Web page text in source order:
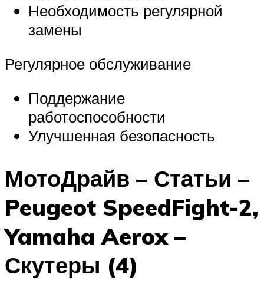
Необходимость регулярной
замены
Регулярное обслуживание
Поддержание
работоспособности
Улучшенная безопасность
МотоДрайв – Статьи –
Peugeot SpeedFight-2,
Yamaha Aerox –
Скутеры (4)